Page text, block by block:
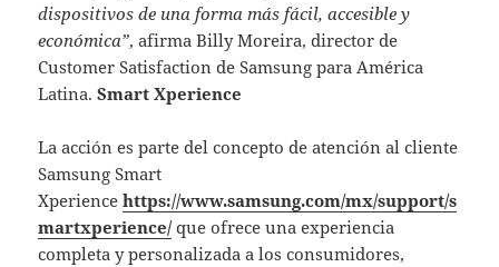
dispositivos de una forma más fácil, accesible y
económica”, afirma Billy Moreira, director de
Customer Satisfaction de Samsung para América
Latina.Smart Xperience
La acción es parte del concepto de atención al cliente
Samsung Smart
Xperiencehttps://www.samsung.com/mx/support/s
martxperience/que ofrece una experiencia
completa y personalizada a los consumidores,